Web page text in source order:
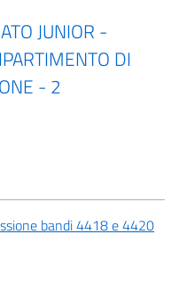
JUNIOR -
DI
- 2
bandi 4418 e 4420